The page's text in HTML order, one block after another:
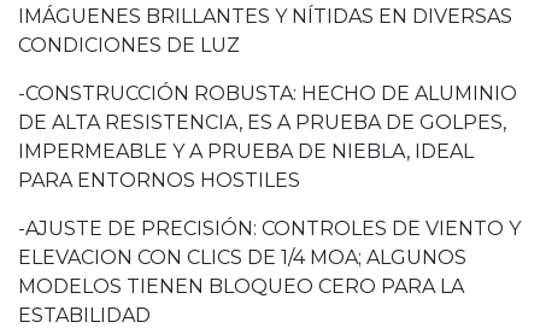
IMÁGUENES BRILLANTES Y NÍTIDAS EN DIVERSAS
CONDICIONES DE LUZ
-CONSTRUCCIÓN ROBUSTA: HECHO DE ALUMINIO
DE ALTA RESISTENCIA, ES A PRUEBA DE GOLPES,
IMPERMEABLE Y A PRUEBA DE NIEBLA, IDEAL
PARA ENTORNOS HOSTILES
-AJUSTE DE PRECISIÓN: CONTROLES DE VIENTO Y
ELEVACION CON CLICS DE 1/4 MOA; ALGUNOS
MODELOS TIENEN BLOQUEO CERO PARA LA
ESTABILIDAD